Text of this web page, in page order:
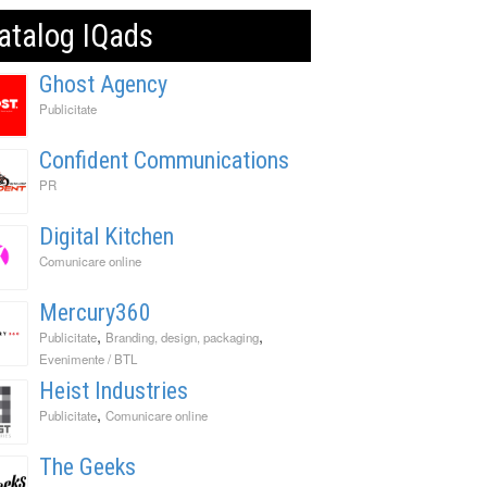
IQads
Ghost Agency
Publicitate
Confident Communications
PR
Digital Kitchen
Comunicare online
Mercury360
Publicitate, Branding, design, packaging,
Evenimente / BTL
Heist Industries
Publicitate, Comunicare online
The Geeks